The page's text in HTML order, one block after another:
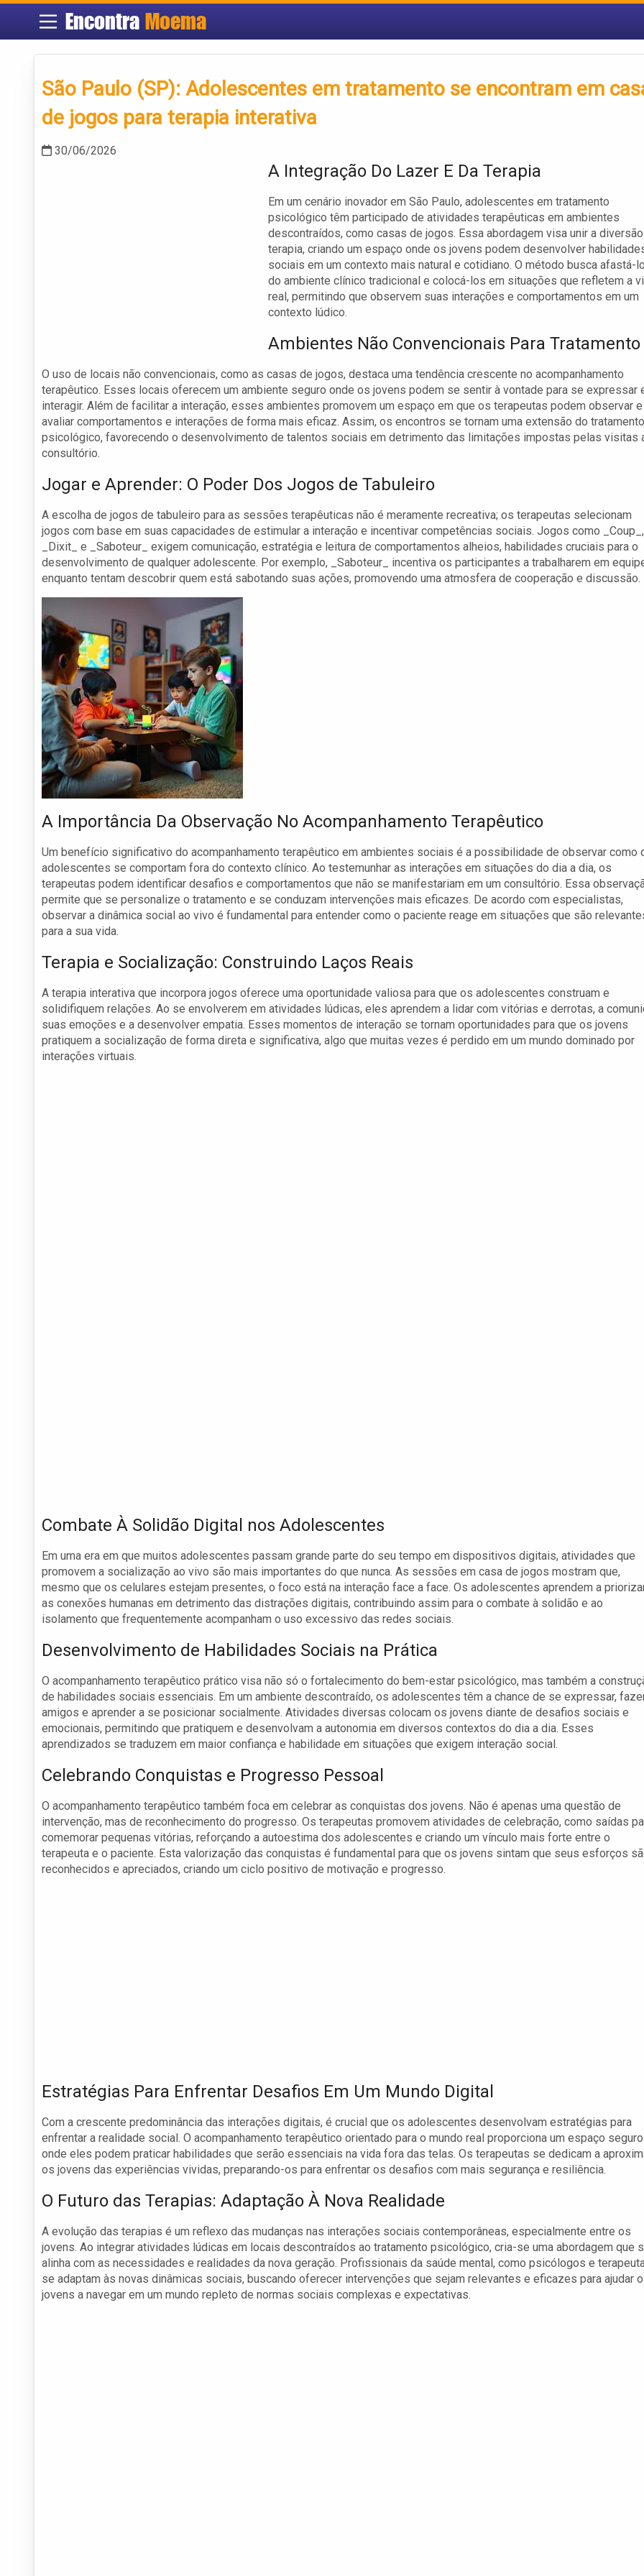
Encontra Moema
São Paulo (SP): Adolescentes em tratamento se encontram em
de jogos para terapia interativa
30/06/2026
A Integração Do Lazer E Da Terapia
Em um cenário inovador em São Paulo, adolescentes em tratamento
psicológico têm participado de atividades terapêuticas em ambientes
descontraídos, como casas de jogos. Essa abordagem visa unir a
terapia, criando um espaço onde os jovens podem desenvolver
sociais em um contexto mais natural e cotidiano. O método busca afastá-
do ambiente clínico tradicional e colocá-los em situações que refletem a
real, permitindo que observem suas interações e comportamentos em um
contexto lúdico.
Ambientes Não Convencionais Para Tratamento
O uso de locais não convencionais, como as casas de jogos, destaca uma tendência crescente no acompanhamento
terapêutico. Esses locais oferecem um ambiente seguro onde os jovens podem se sentir à vontade para se expressar
interagir. Além de facilitar a interação, esses ambientes promovem um espaço em que os terapeutas podem observar e
avaliar comportamentos e interações de forma mais eficaz. Assim, os encontros se tornam uma extensão do tratamento
psicológico, favorecendo o desenvolvimento de talentos sociais em detrimento das limitações impostas pelas visitas
consultório.
Jogar e Aprender: O Poder Dos Jogos de Tabuleiro
A escolha de jogos de tabuleiro para as sessões terapêuticas não é meramente recreativa; os terapeutas selecionam
jogos com base em suas capacidades de estimular a interação e incentivar competências sociais. Jogos como _Coup_,
_Dixit_ e _Saboteur_ exigem comunicação, estratégia e leitura de comportamentos alheios, habilidades cruciais para o
desenvolvimento de qualquer adolescente. Por exemplo, _Saboteur_ incentiva os participantes a trabalharem em
enquanto tentam descobrir quem está sabotando suas ações, promovendo uma atmosfera de cooperação e discussão.
A Importância Da Observação No Acompanhamento Terapêutico
Um benefício significativo do acompanhamento terapêutico em ambientes sociais é a possibilidade de observar como
adolescentes se comportam fora do contexto clínico. Ao testemunhar as interações em situações do dia a dia, os
terapeutas podem identificar desafios e comportamentos que não se manifestariam em um consultório. Essa
permite que se personalize o tratamento e se conduzam intervenções mais eficazes. De acordo com especialistas,
observar a dinâmica social ao vivo é fundamental para entender como o paciente reage em situações que são
para a sua vida.
Terapia e Socialização: Construindo Laços Reais
A terapia interativa que incorpora jogos oferece uma oportunidade valiosa para que os adolescentes construam e
solidifiquem relações. Ao se envolverem em atividades lúdicas, eles aprendem a lidar com vitórias e derrotas, a
suas emoções e a desenvolver empatia. Esses momentos de interação se tornam oportunidades para que os jovens
pratiquem a socialização de forma direta e significativa, algo que muitas vezes é perdido em um mundo dominado por
interações virtuais.
Combate À Solidão Digital nos Adolescentes
Em uma era em que muitos adolescentes passam grande parte do seu tempo em dispositivos digitais, atividades que
promovem a socialização ao vivo são mais importantes do que nunca. As sessões em casa de jogos mostram que,
mesmo que os celulares estejam presentes, o foco está na interação face a face. Os adolescentes aprendem a
as conexões humanas em detrimento das distrações digitais, contribuindo assim para o combate à solidão e ao
isolamento que frequentemente acompanham o uso excessivo das redes sociais.
Desenvolvimento de Habilidades Sociais na Prática
O acompanhamento terapêutico prático visa não só o fortalecimento do bem-estar psicológico, mas também a
de habilidades sociais essenciais. Em um ambiente descontraído, os adolescentes têm a chance de se expressar,
amigos e aprender a se posicionar socialmente. Atividades diversas colocam os jovens diante de desafios sociais e
emocionais, permitindo que pratiquem e desenvolvam a autonomia em diversos contextos do dia a dia. Esses
aprendizados se traduzem em maior confiança e habilidade em situações que exigem interação social.
Celebrando Conquistas e Progresso Pessoal
O acompanhamento terapêutico também foca em celebrar as conquistas dos jovens. Não é apenas uma questão de
intervenção, mas de reconhecimento do progresso. Os terapeutas promovem atividades de celebração, como saídas
comemorar pequenas vitórias, reforçando a autoestima dos adolescentes e criando um vínculo mais forte entre o
terapeuta e o paciente. Esta valorização das conquistas é fundamental para que os jovens sintam que seus esforços
reconhecidos e apreciados, criando um ciclo positivo de motivação e progresso.
Estratégias Para Enfrentar Desafios Em Um Mundo Digital
Com a crescente predominância das interações digitais, é crucial que os adolescentes desenvolvam estratégias para
enfrentar a realidade social. O acompanhamento terapêutico orientado para o mundo real proporciona um espaço seguro
onde eles podem praticar habilidades que serão essenciais na vida fora das telas. Os terapeutas se dedicam a
os jovens das experiências vividas, preparando-os para enfrentar os desafios com mais segurança e resiliência.
O Futuro das Terapias: Adaptação À Nova Realidade
A evolução das terapias é um reflexo das mudanças nas interações sociais contemporâneas, especialmente entre os
jovens. Ao integrar atividades lúdicas em locais descontraídos ao tratamento psicológico, cria-se uma abordagem que
alinha com as necessidades e realidades da nova geração. Profissionais da saúde mental, como psicólogos e
se adaptam às novas dinâmicas sociais, buscando oferecer intervenções que sejam relevantes e eficazes para ajudar
jovens a navegar em um mundo repleto de normas sociais complexas e expectativas.